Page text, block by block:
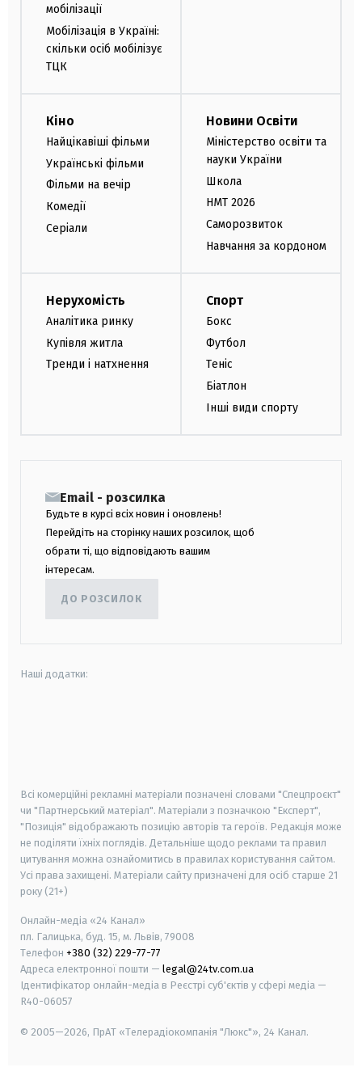
мобілізації
Мобілізація в Україні:
скільки осіб мобілізує
ТЦК
Кіно
Найцікавіші фільми
Українські фільми
Фільми на вечір
Комедії
Серіали
Новини Освіти
Міністерство освіти та
науки України
Школа
НМТ 2026
Саморозвиток
Навчання за кордоном
Нерухомість
Аналітика ринку
Купівля житла
Тренди і натхнення
Спорт
Бокс
Футбол
Теніс
Біатлон
Інші види спорту
Email - розсилка
Будьте в курсі всіх новин і оновлень!
Перейдіть на сторінку наших розсилок, щоб
обрати ті, що відповідають вашим
інтересам.
ДО РОЗСИЛОК
Наші додатки:
Всі комерційні рекламні матеріали позначені словами "Спецпроєкт"
чи "Партнерський матеріал". Матеріали з позначкою "Експерт",
"Позиція" відображають позицію авторів та героїв. Редакція може
не поділяти їхніх поглядів. Детальніше щодо реклами та правил
цитування можна ознайомитись в правилах користування сайтом.
Усі права захищені. Матеріали сайту призначені для осіб старше 21
року (21+)
Онлайн-медіа «24 Канал»
пл. Галицька, буд. 15, м. Львів, 79008
Телефон +380 (32) 229-77-77
Адреса електронної пошти — legal@24tv.com.ua
Ідентифікатор онлайн-медіа в Реєстрі суб'єктів у сфері медіа —
R40-06057
© 2005—2026, ПрАТ «Телерадіокомпанія "Люкс"», 24 Канал.